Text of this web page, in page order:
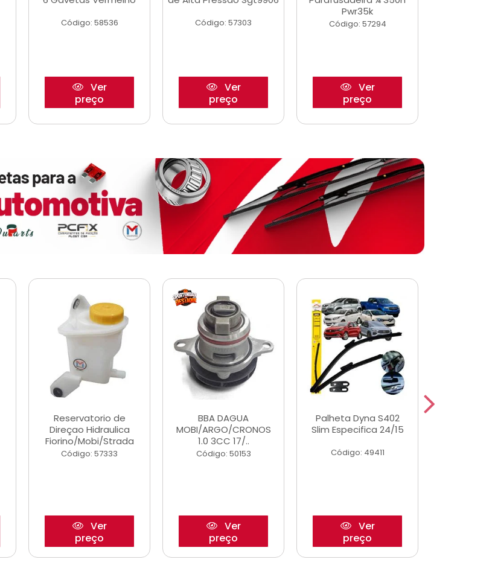
Código: 58536
Ver
preço
Código: 57303
Ver
preço
Pwr35k
Código: 57294
Ver
preço
Reservatorio de
Direçao Hidraulica
Fiorino/Mobi/Strada
Código: 57333
Ver
preço
BBA DAGUA
MOBI/ARGO/CRONOS
1.0 3CC 17/..
Código: 50153
Ver
preço
Palheta Dyna S402
Slim Especifica 24/15
Código: 49411
Ver
preço